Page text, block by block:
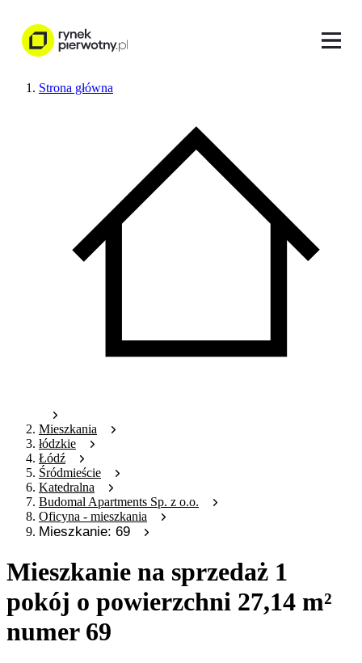
Strona główna
Mieszkania
łódzkie
Łódź
Śródmieście
Katedralna
Budomal Apartments Sp. z o.o.
Oficyna - mieszkania
Mieszkanie: 69
Mieszkanie na sprzedaż 1
pokój o powierzchni 27,14 m²
numer 69